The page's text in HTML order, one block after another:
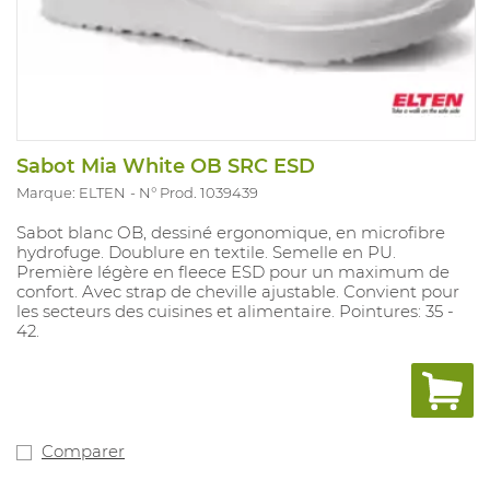
Sabot Mia White OB SRC ESD
Marque: ELTEN N° Prod. 1039439
Sabot blanc OB, dessiné ergonomique, en microfibre
hydrofuge. Doublure en textile. Semelle en PU.
Première légère en fleece ESD pour un maximum de
confort. Avec strap de cheville ajustable. Convient pour
les secteurs des cuisines et alimentaire. Pointures: 35 -
42.
Comparer